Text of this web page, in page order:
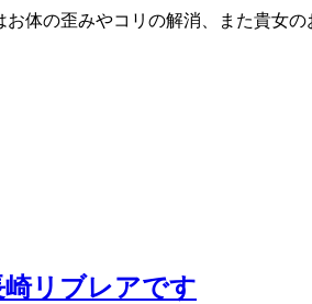
の歪みやコリの解消、また貴女
リブレアです